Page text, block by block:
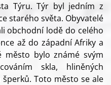
Týru. Týr byl jedním z
starého světa. Obyvatelé
obchodní lodě do celého
až do západní Afriky a
město bylo známé svým
skla, hliněných
Toto město se ale